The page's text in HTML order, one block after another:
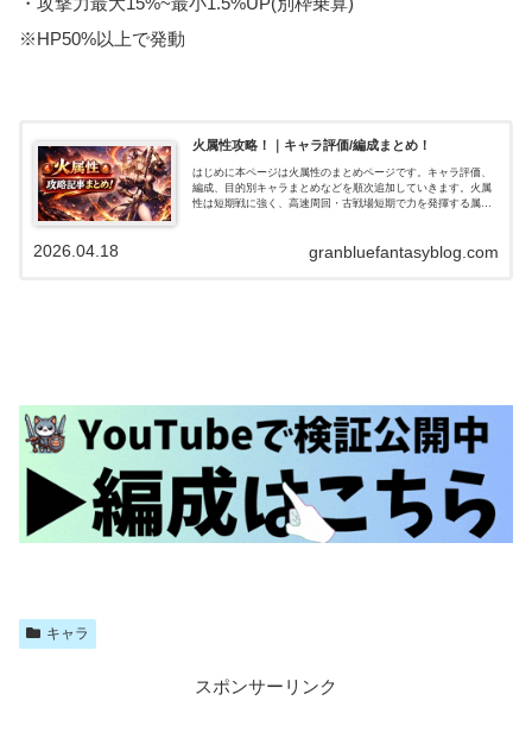
※HP50%以上で発動
火属性攻略！｜キャラ評価/編成まとめ！
はじめに本ページは火属性のまとめページです。キャラ評価、
編成、目的別キャラまとめなどを順次追加していきます。火属
性は短期戦に強く、高速周回・古戦場短期で力を発揮する属性
granbluefantasyblog.com
2026.04.18
キャラ
スポンサーリンク